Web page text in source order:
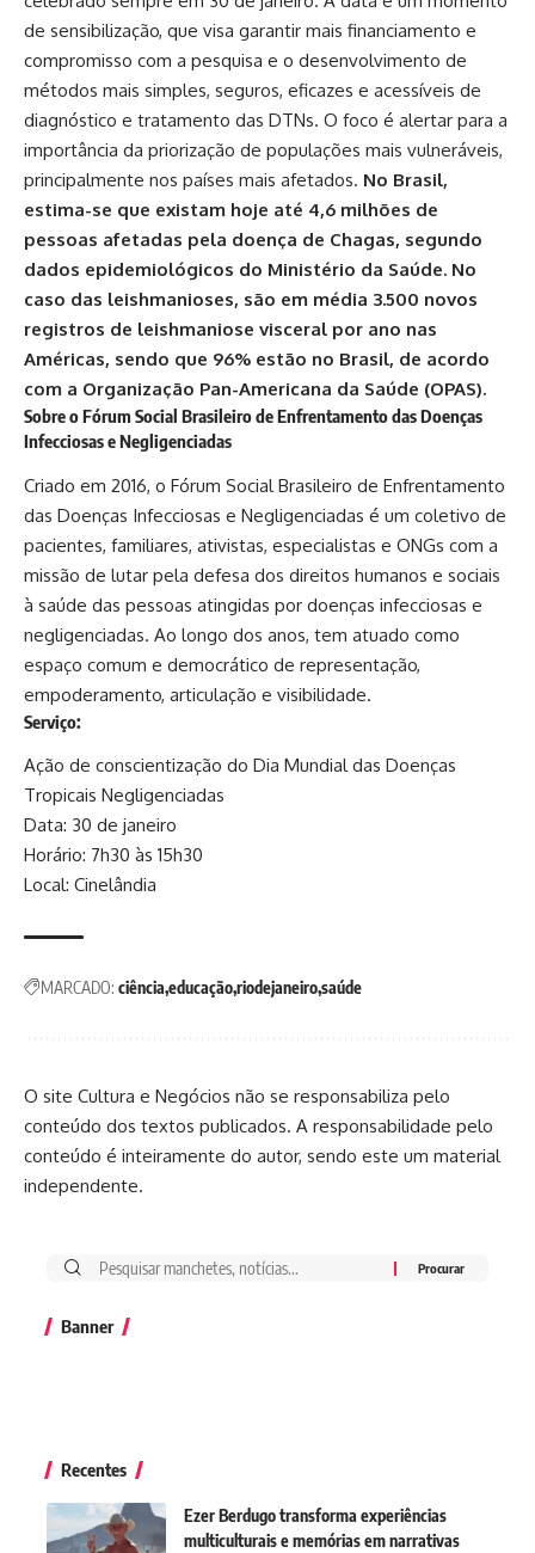
de sensibilização, que visa garantir mais financiamento e
compromisso com a pesquisa e o desenvolvimento de
métodos mais simples, seguros, eficazes e acessíveis de
diagnóstico e tratamento das DTNs. O foco é alertar para a
importância da priorização de populações mais vulneráveis,
principalmente nos países mais afetados. No Brasil,
estima-se que existam hoje até 4,6 milhões de
pessoas afetadas pela doença de Chagas, segundo
dados epidemiológicos do Ministério da Saúde. No
caso das leishmanioses, são em média 3.500 novos
registros de leishmaniose visceral por ano nas
Américas, sendo que 96% estão no Brasil, de acordo
com a Organização Pan-Americana da Saúde (OPAS).
Sobre o Fórum Social Brasileiro de Enfrentamento das Doenças
Infecciosas e Negligenciadas
Criado em 2016, o Fórum Social Brasileiro de Enfrentamento
das Doenças Infecciosas e Negligenciadas é um coletivo de
pacientes, familiares, ativistas, especialistas e ONGs com a
missão de lutar pela defesa dos direitos humanos e sociais
à saúde das pessoas atingidas por doenças infecciosas e
negligenciadas. Ao longo dos anos, tem atuado como
espaço comum e democrático de representação,
empoderamento, articulação e visibilidade.
Serviço:
Ação de conscientização do Dia Mundial das Doenças
Tropicais Negligenciadas
Data: 30 de janeiro
Horário: 7h30 às 15h30
Local: Cinelândia
MARCADO: ciência educaçãoriodejaneirosaúde
O site Cultura e Negócios não se responsabiliza pelo
conteúdo dos textos publicados. A responsabilidade pelo
conteúdo é inteiramente do autor, sendo este um material
independente.
Banner
Recentes
Ezer Berdugo transforma experiências
multiculturais e memórias em narrativas